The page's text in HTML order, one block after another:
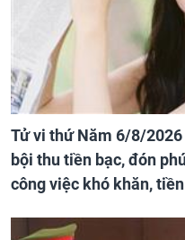
Tử vi thứ Năm 6/8/2026
bội thu tiền bạc, đón
công việc khó khăn,